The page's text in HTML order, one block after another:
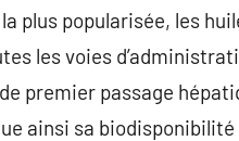
plus popularisée, les
les voies
premier passage
ainsi sa